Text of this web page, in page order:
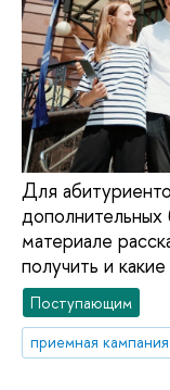
Для
материале
получить и
Поступающим
приемная